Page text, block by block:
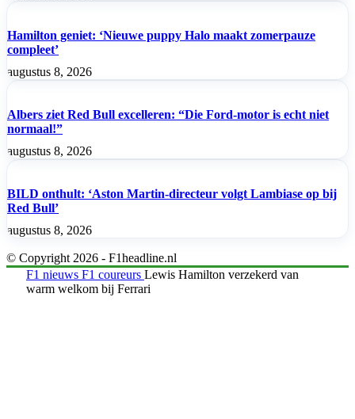
Hamilton geniet: ‘Nieuwe puppy Halo maakt zomerpauze
compleet’
augustus 8, 2026
Albers ziet Red Bull excelleren: “Die Ford-motor is echt niet
normaal!”
augustus 8, 2026
BILD onthult: ‘Aston Martin-directeur volgt Lambiase op bij
Red Bull’
augustus 8, 2026
© Copyright 2026 - F1headline.nl
F1 nieuws F1 coureurs Lewis Hamilton verzekerd van
warm welkom bij Ferrari